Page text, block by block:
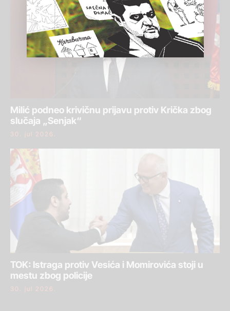
Milić podneo krivičnu prijavu protiv Krička zbog
slučaja „Senjak“
30. jul 2026.
TOK: Istraga protiv Vesića i Momirovića stoji u
mestu zbog policije
30. jul 2026.